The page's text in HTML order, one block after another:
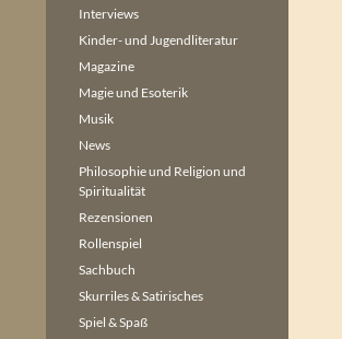
Interviews
Kinder- und Jugendliteratur
Magazine
Magie und Esoterik
Musik
News
Philosophie und Religion und
Spiritualität
Rezensionen
Rollenspiel
Sachbuch
Skurriles & Satirisches
Spiel & Spaß